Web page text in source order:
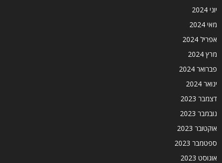
יוני 2024
מאי 2024
אפריל 2024
מרץ 2024
פברואר 2024
ינואר 2024
דצמבר 2023
נובמבר 2023
אוקטובר 2023
ספטמבר 2023
אוגוסט 2023